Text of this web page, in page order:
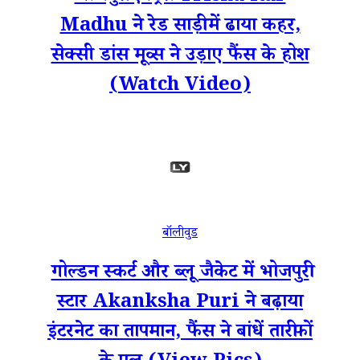
Madhu ने रेड साड़ी में ढाया कहर,
सेक्सी डांस मूव्स ने उड़ाए फैंस के होश
(Watch Video)
बॉलीवुड
गोल्डन स्कर्ट और ब्लू जैकेट में भोजपुरी
स्टार Akanksha Puri ने बढ़ाया
इंटरनेट का तापमान, फैंस ने बांधें तारीफों